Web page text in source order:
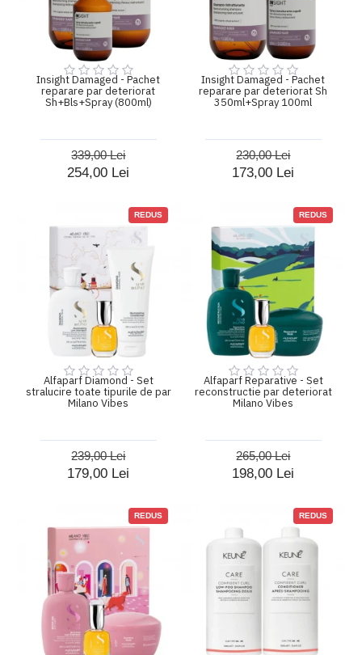
Insight Damaged - Pachet
reparare par deteriorat
Sh+Bls+Spray (800ml)
254,00 Lei
339,00 Lei
Insight Damaged - Pachet
reparare par deteriorat Sh
350ml+Spray 100ml
173,00 Lei
230,00 Lei
REDUS
Alfaparf Diamond - Set
stralucire toate tipurile de par
Milano Vibes
179,00 Lei
239,00 Lei
REDUS
Alfaparf Reparative - Set
reconstructie par deteriorat
Milano Vibes
198,00 Lei
265,00 Lei
REDUS REDUS